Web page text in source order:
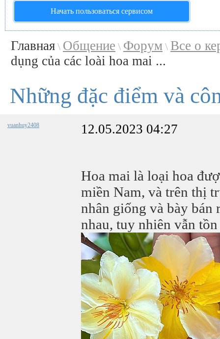
Начать пользоваться сервисом
Главная \ Общение \ Форум \ Все о
dụng của các loài hoa mai ...
Những đặc điểm và
vuanhuy2408 12.05.2023 04:27
Hoa mai là loại hoa
miền Nam, và trên thị
nhân giống và bày
nhau, tuy nhiên vẫn